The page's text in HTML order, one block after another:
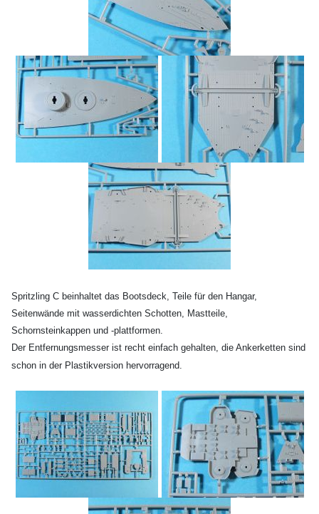
Spritzling C beinhaltet das Bootsdeck, Teile für den Hangar,
Seitenwände mit wasserdichten Schotten, Mastteile,
Schornsteinkappen und -plattformen.
Der Entfernungsmesser ist recht einfach gehalten, die Ankerketten sind
schon in der Plastikversion hervorragend.